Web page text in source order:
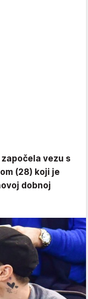
vezu s
(28) koji je
dobnoj